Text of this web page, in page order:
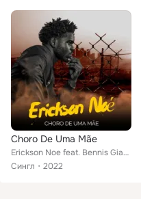
Choro De Uma Mãe
Erickson Noe feat. Bennis Gianna
Сингл
2022